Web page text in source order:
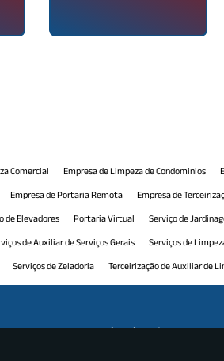
Comercial Empresa de Limpeza de Condominios
Empresa de Portaria Remota Empresa de
de Elevadores Portaria Virtual Serviço de
de Auxiliar de Serviços Gerais Serviços de
Serviços de Zeladoria Terceirização de Auxiliar de
Terceirização de Manutenção Comercial
Institucional